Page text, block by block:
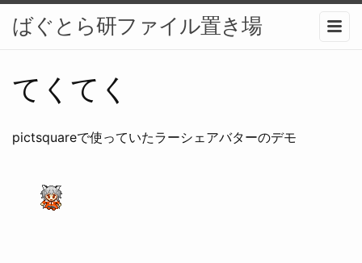
ばぐとら研ファイル置き場
てくてく
pictsquareで使っていたラーシェアバターのデモ